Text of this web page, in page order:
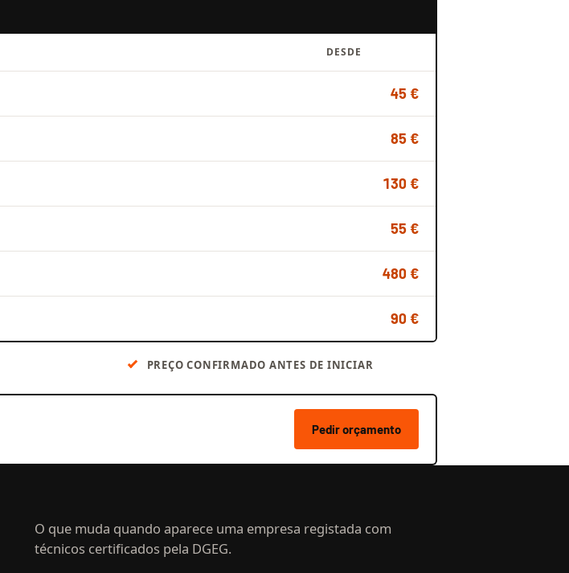
DESDE
45 €
85 €
130 €
55 €
480 €
90 €
PREÇO CONFIRMADO ANTES DE INICIAR
Pedir orçamento
O que muda quando aparece uma empresa registada com
técnicos certificados pela DGEG.